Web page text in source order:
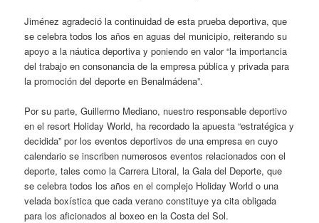
Jiménez agradeció la continuidad de esta prueba deportiva, que
se celebra todos los años en aguas del municipio, reiterando su
apoyo a la náutica deportiva y poniendo en valor “la importancia
del trabajo en consonancia de la empresa pública y privada para
la promoción del deporte en Benalmádena”.
Por su parte, Guillermo Mediano, nuestro responsable deportivo
en el resort Holiday World, ha recordado la apuesta “estratégica y
decidida” por los eventos deportivos de una empresa en cuyo
calendario se inscriben numerosos eventos relacionados con el
deporte, tales como la Carrera Litoral, la Gala del Deporte, que
se celebra todos los años en el complejo Holiday World o una
velada boxística que cada verano constituye ya cita obligada
para los aficionados al boxeo en la Costa del Sol.